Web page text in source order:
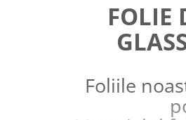
FOLIE
Foliile